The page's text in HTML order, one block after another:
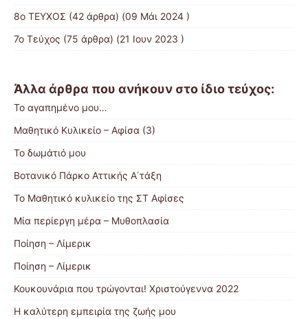
8ο ΤΕΥΧΟΣ (42 άρθρα) (09 Μάι 2024 )
7ο Τεύχος (75 άρθρα) (21 Ιουν 2023 )
Άλλα άρθρα που ανήκουν στο ίδιο τεύχος:
Το αγαπημένο μου…
Μαθητικό Κυλικείο – Αφίσα (3)
Το δωμάτιό μου
Βοτανικό Πάρκο Αττικής Α΄τάξη
Το Μαθητικό κυλικείο της ΣΤ Αφίσες
Μία περίεργη μέρα – Μυθοπλασία
Ποίηση – Λίμερικ
Ποίηση – Λίμερικ
Κουκουνάρια που τρώγονται! Χριστούγεννα 2022
Η καλύτερη εμπειρία της ζωής μου